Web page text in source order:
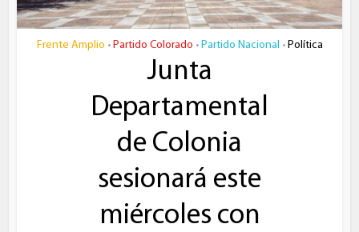
Frente Amplio • Partido Colorado • Partido Nacional • Política
Junta
Departamental
de Colonia
sesionará este
miércoles con